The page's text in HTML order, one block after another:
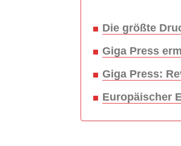
Die größte
Giga Press
Giga Press:
Europäischer